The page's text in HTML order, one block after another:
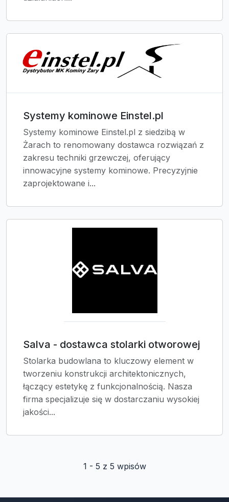
Systemy kominowe Einstel.pl
Systemy kominowe Einstel.pl z siedzibą w
Żarach to renomowany dostawca rozwiązań z
zakresu techniki grzewczej, oferujący
innowacyjne systemy kominowe. Precyzyjnie
zaprojektowane i...
Salva - dostawca stolarki otworowej
Stolarka budowlana to kluczowy element w
tworzeniu konstrukcji architektonicznych,
łączący estetykę z funkcjonalnością. Nasza
firma specjalizuje się w dostarczaniu wysokiej
jakości...
1 - 5 z 5 wpisów